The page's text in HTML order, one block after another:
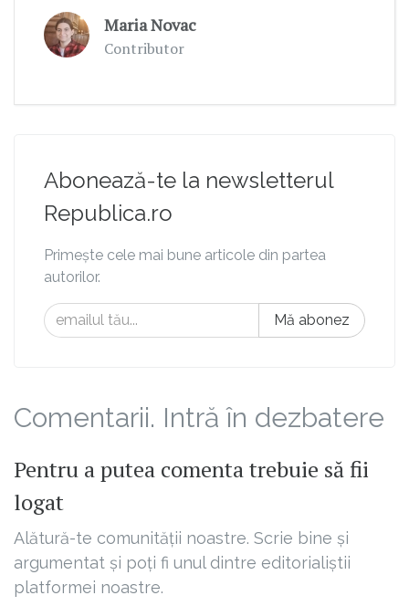
Maria Novac
Contributor
Abonează-te la newsletterul
Republica.ro
Primește cele mai bune articole din partea
autorilor.
Mă abonez
Comentarii. Intră în dezbatere
Pentru a putea comenta trebuie să fii
logat
Alătură-te comunității noastre. Scrie bine și
argumentat și poți fi unul dintre editorialiștii
platformei noastre.